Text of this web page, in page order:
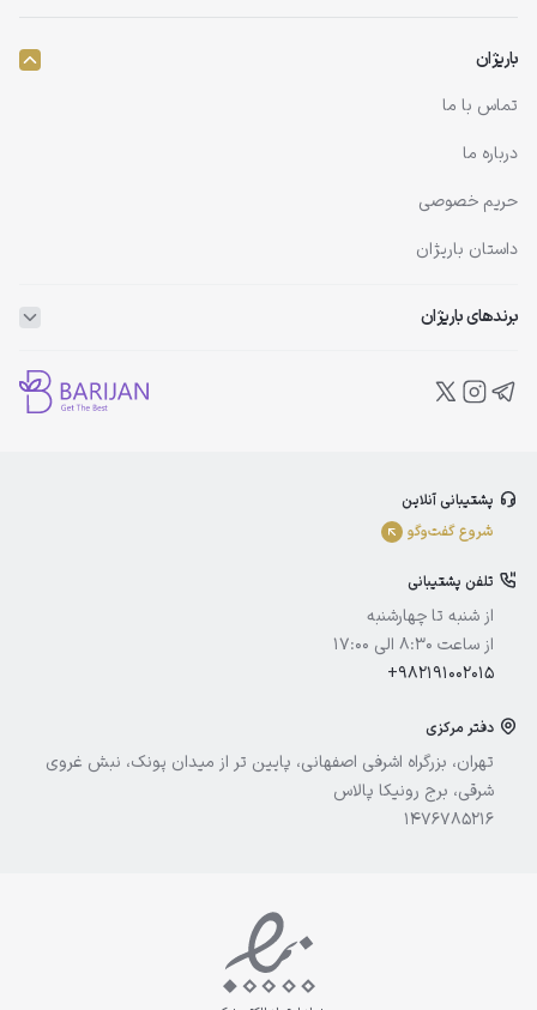
باریژان
تماس با ما
درباره ما
حریم خصوصی
داستان باریژان
برندهای باریژان
ویتالیر
الوینا
آیسول
پشتیبانی آنلاین
شروع گفت‌و‌گو
تلفن پشتیبانی
از شنبه تا چهارشنبه
از ساعت 8:30 الی 17:00
+982191002015
دفتر مرکزی
تهران، بزرگراه اشرفی اصفهانی، پایین تر از میدان پونک، نبش غروی
شرقی، برج رونیکا پالاس
1476785216